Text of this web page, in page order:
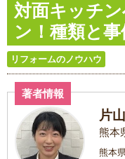
対面キッチ
ン！種類と
リフォームのノウハウ
著者情報
片
熊本
熊本